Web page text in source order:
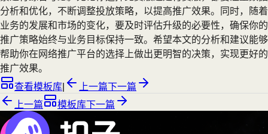
分析和优化，不断调整投放策略，以提高推广效果。同时，随着
业务的发展和市场的变化，要及时评估升级的必要性，确保你的
推广策略始终与业务目标保持一致。希望本文的分析和建议能够
帮助你在网络推广平台的选择上做出更明智的决策，实现更好的
推广效果。
查看模板库
上一篇下一篇
上一篇
模板库下一篇